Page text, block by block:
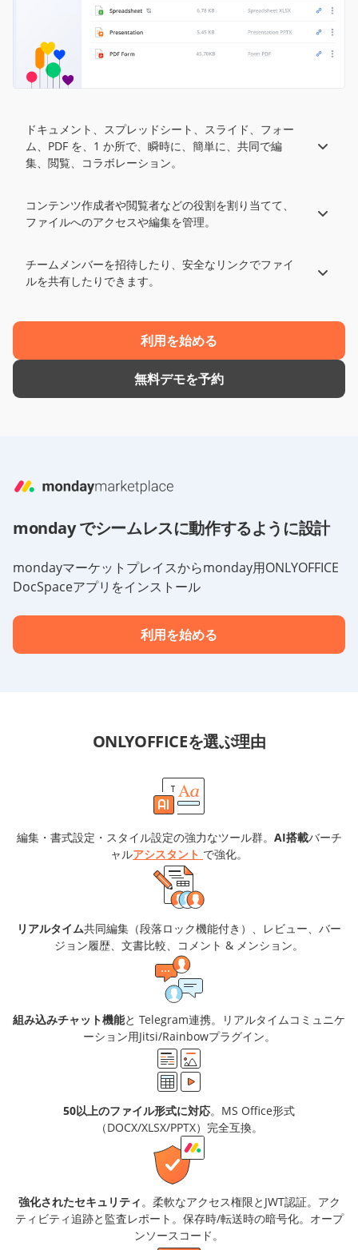
ドキュメント、スプレッドシート、スライド、フォー
ム、PDF を、1 か所で、瞬時に、簡単に、共同で編
集、閲覧、コラボレーション。
コンテンツ作成者や閲覧者などの役割を割り当てて、
ファイルへのアクセスや編集を管理。
チームメンバーを招待したり、安全なリンクでファイ
ルを共有したりできます。
利用を始める
無料デモを予約
monday でシームレスに動作するように設計
mondayマーケットプレイスからmonday用ONLYOFFICE
DocSpaceアプリをインストール
利用を始める
ONLYOFFICEを選ぶ理由
編集・書式設定・スタイル設定の強力なツール群。 AI搭載バーチ
ャルアシスタント で強化。
リアルタイム共同編集（段落ロック機能付き）、レビュー、バー
ジョン履歴、文書比較、コメント & メンション。
組み込みチャット機能と Telegram連携。リアルタイムコミュニケ
ーション用Jitsi/Rainbowプラグイン。
50以上のファイル形式に対応。MS Office形式
（DOCX/XLSX/PPTX）完全互換。
強化されたセキュリティ。柔軟なアクセス権限とJWT認証。アク
ティビティ追跡と監査レポート。保存時/転送時の暗号化。オープ
ンソースコード。